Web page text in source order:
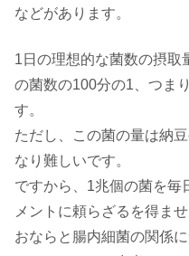
などがあります。
1日の理想的な菌数の摂取
の菌数の100分の1、つま
す。
ただし、この菌の量は納
なり難しいです。
ですから、1兆個の菌を毎
メントに頼らざるを得ませ
おならと腸内細菌の関係